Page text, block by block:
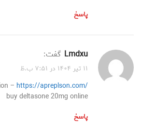
پاسخ
lmdxu گفت:
۱۱ تیر ۱۴۰۴ در ۷:۵۱ ب.ظ
– https://apreplson.com/
buy deltasone 20mg online
پاسخ